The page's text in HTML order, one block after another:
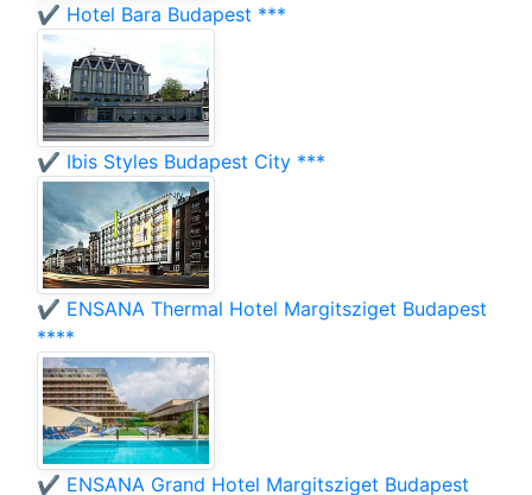
✔️ Hotel Bara Budapest ***
✔️ Ibis Styles Budapest City ***
✔️ ENSANA Thermal Hotel Margitsziget Budapest
****
✔️ ENSANA Grand Hotel Margitsziget Budapest